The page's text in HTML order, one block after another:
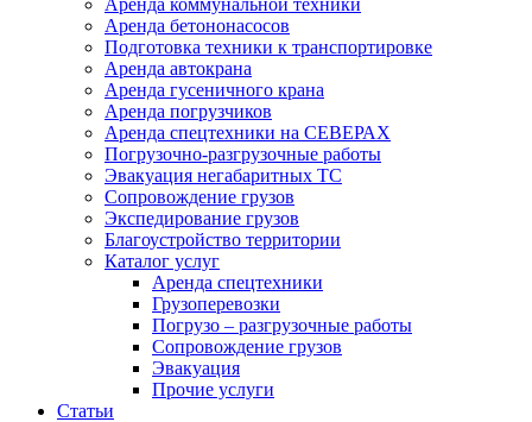
Аренда коммунальной техники
Аренда бетононасосов
Подготовка техники к транспортировке
Аренда автокрана
Аренда гусеничного крана
Аренда погрузчиков
Аренда спецтехники на СЕВЕРАХ
Погрузочно-разгрузочные работы
Эвакуация негабаритных ТС
Сопровождение грузов
Экспедирование грузов
Благоустройство территории
Каталог услуг
Аренда спецтехники
Грузоперевозки
Погрузо – разгрузочные работы
Сопровождение грузов
Эвакуация
Прочие услуги
Статьи